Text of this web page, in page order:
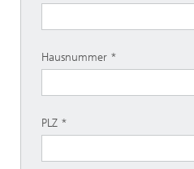
Hausnummer
PLZ